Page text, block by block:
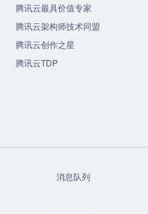
腾讯云最具价值专家
腾讯云架构师技术同盟
腾讯云创作之星
腾讯云TDP
消息队列